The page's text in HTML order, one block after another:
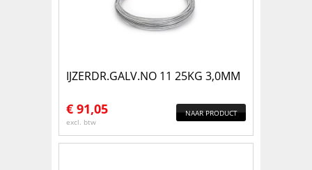
IJZERDR.GALV.NO 11 25KG 3,0MM
€ 91,05
excl. btw
NAAR PRODUCT